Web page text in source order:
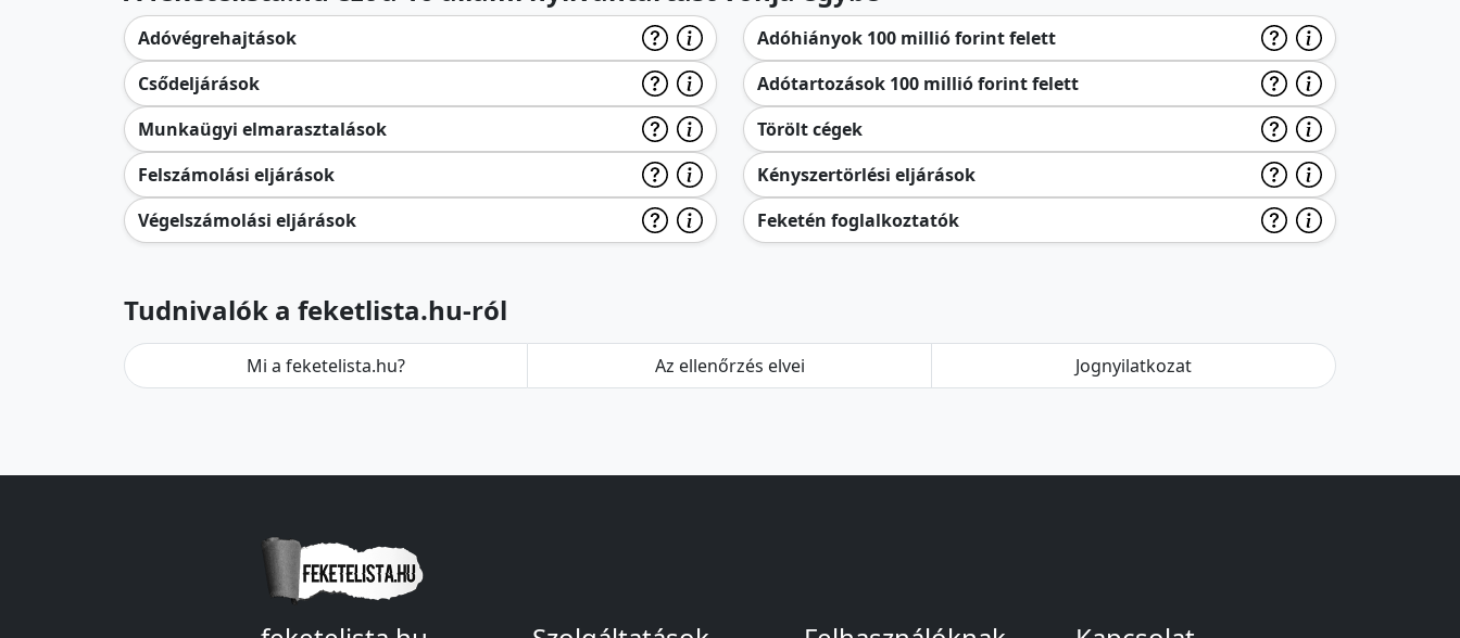
Adóvégrehajtások
Csődeljárások
Munkaügyi elmarasztalások
Felszámolási eljárások
Végelszámolási eljárások
Adóhiányok 100 millió forint felett
Adótartozások 100 millió forint felett
Törölt cégek
Kényszertörlési eljárások
Feketén foglalkoztatók
Tudnivalók a feketlista.hu-ról
Mi a feketelista.hu? Az ellenőrzés elvei Jognyilatkozat